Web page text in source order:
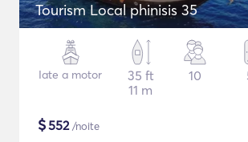
Tourism Local phinisis 35
Iate a motor
35 ft
11 m
10
$552/noite